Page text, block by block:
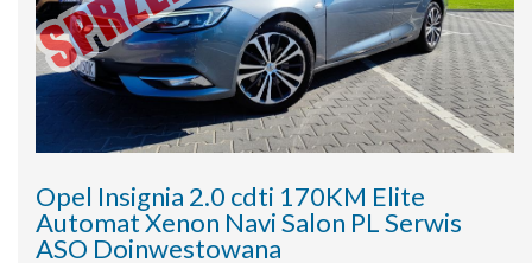
Opel Insignia 2.0 cdti 170KM Elite
Automat Xenon Navi Salon PL Serwis
ASO Doinwestowana